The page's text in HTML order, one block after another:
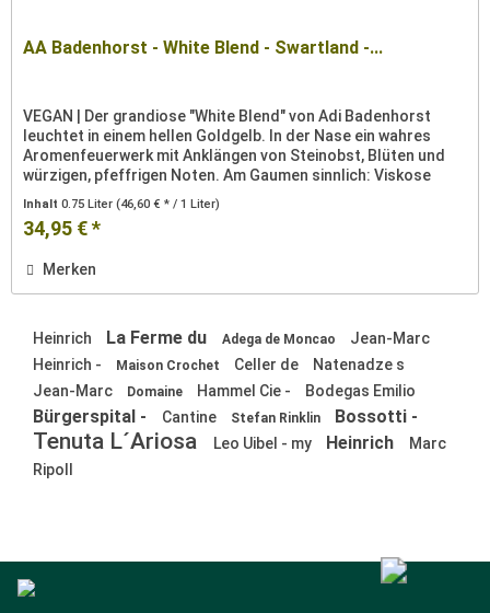
AA Badenhorst - White Blend - Swartland -...
VEGAN | Der grandiose "White Blend" von Adi Badenhorst
leuchtet in einem hellen Goldgelb. In der Nase ein wahres
Aromenfeuerwerk mit Anklängen von Steinobst, Blüten und
würzigen, pfeffrigen Noten. Am Gaumen sinnlich: Viskose
Inhalt0.75 Liter(46,60 € * / 1 Liter)
34,95 € *
Merken
Heinrich La Ferme du Adega de Moncao
Jean-Marc
Heinrich -
Maison Crochet Celler de
Natenadze s
Jean-Marc
Domaine Hammel Cie - Bodegas Emilio
Bürgerspital - Cantine Stefan Rinklin Bossotti -
Tenuta L´Ariosa Leo Uibel - my Heinrich
Marc
Ripoll